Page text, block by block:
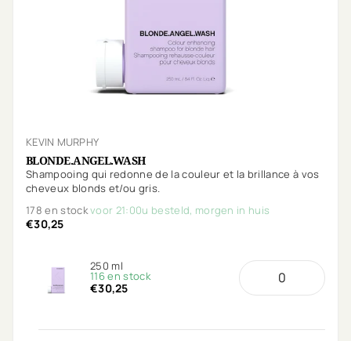
KEVIN MURPHY
BLONDE.ANGEL.WASH
Shampooing qui redonne de la couleur et la brillance à vos
cheveux blonds et/ou gris.
178 en stockvoor 21:00u besteld, morgen in huis
€30,25
250 ml
116 en stock
€30,25